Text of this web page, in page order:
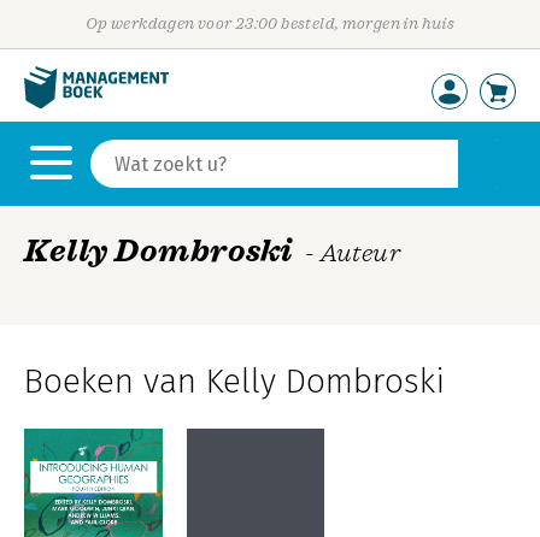
Op werkdagen voor 23:00 besteld, morgen in huis
Kelly Dombroski - Auteur
Boeken van Kelly Dombroski